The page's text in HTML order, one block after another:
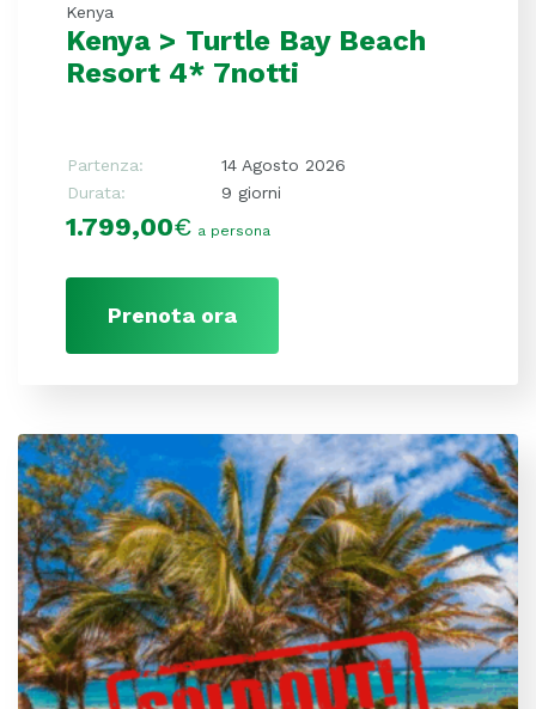
Kenya
Kenya > Turtle Bay Beach
Resort 4* 7notti
Partenza:
14 Agosto 2026
Durata:
9 giorni
1.799,00€ a persona
Prenota ora